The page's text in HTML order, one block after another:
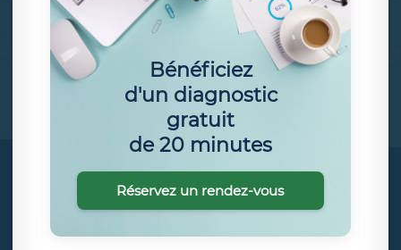
Bénéficiez
d'un diagnostic
gratuit
de 20 minutes
Réservez un rendez-vous